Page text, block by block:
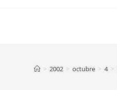
> 2002 > octubre > 4 >